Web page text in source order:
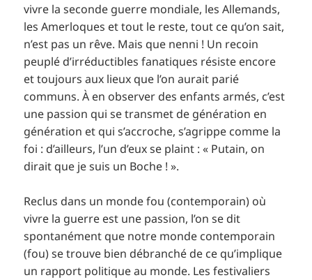
vivre la seconde guerre mondiale, les Allemands,
les Amerloques et tout le reste, tout ce qu’on sait,
n’est pas un rêve. Mais que nenni ! Un recoin
peuplé d’irréductibles fanatiques résiste encore
et toujours aux lieux que l’on aurait parié
communs. À en observer des enfants armés, c’est
une passion qui se transmet de génération en
génération et qui s’accroche, s’agrippe comme la
foi : d’ailleurs, l’un d’eux se plaint : « Putain, on
dirait que je suis un Boche ! ».
Reclus dans un monde fou (contemporain) où
vivre la guerre est une passion, l’on se dit
spontanément que notre monde contemporain
(fou) se trouve bien débranché de ce qu’implique
un rapport politique au monde. Les festivaliers